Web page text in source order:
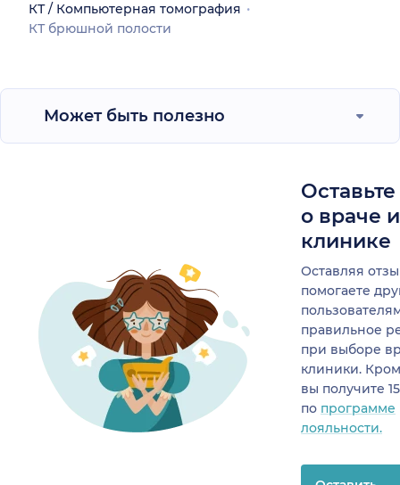
КТ / Компьютерная томография
КТ брюшной полости
Может быть полезно
о враче
клинике
Оставляя
помогаете
правильное
при выборе
клиники.
вы получите
по программе
лояльности.